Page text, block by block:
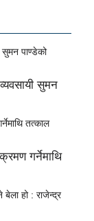
सुमन
गर्नेमाथि